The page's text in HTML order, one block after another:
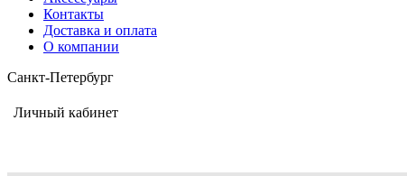
Контакты
Доставка и оплата
О компании
Санкт-Петербург
Личный кабинет